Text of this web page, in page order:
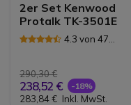
2er Set Kenwood
Protalk TK-3501E
4.3 von 47
290,30 €
238,52 € -18%
283,84 € Inkl. MwSt.